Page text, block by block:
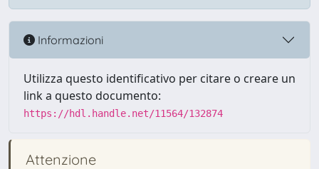
Informazioni
Utilizza questo identificativo per citare o creare un
link a questo documento:
https://hdl.handle.net/11564/132874
Attenzione